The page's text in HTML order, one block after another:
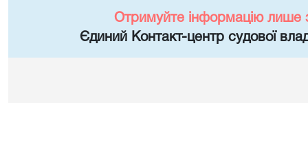
Отримуйте інформацію лише
Єдиний Контакт-центр судової